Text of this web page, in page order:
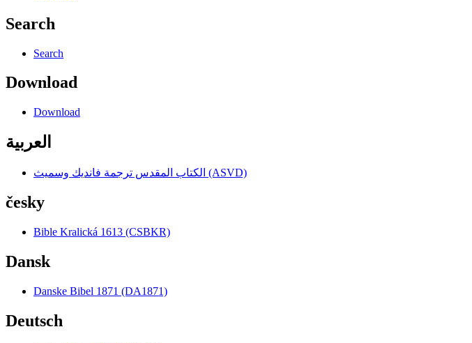
Search
Search
Download
Download
العربية
الكتاب المقدس ترجمة فانديك وسميث (ASVD)
česky
Bible Kralická 1613 (CSBKR)
Dansk
Danske Bibel 1871 (DA1871)
Deutsch